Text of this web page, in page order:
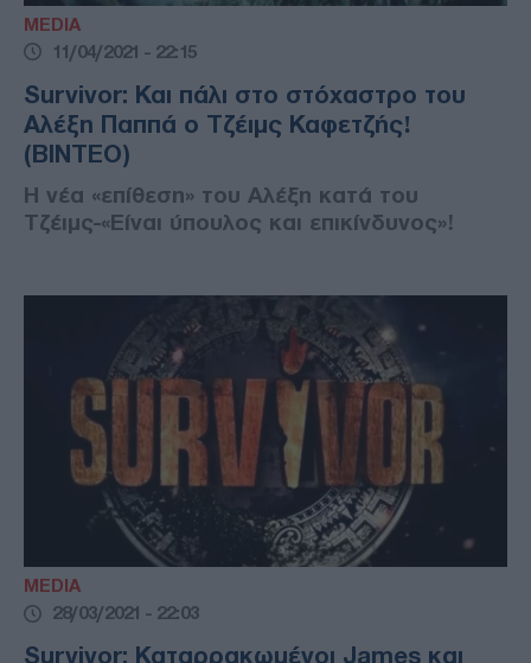
MEDIA
11/04/2021 - 22:15
Survivor: Και πάλι στο στόχαστρο του
Αλέξη Παππά ο Τζέιμς Καφετζής!
(ΒΙΝΤΕΟ)
Η νέα «επίθεση» του Αλέξη κατά του
Τζέιμς-«Είναι ύπουλος και επικίνδυνος»!
MEDIA
28/03/2021 - 22:03
Survivor: Καταρρακωμένοι James και